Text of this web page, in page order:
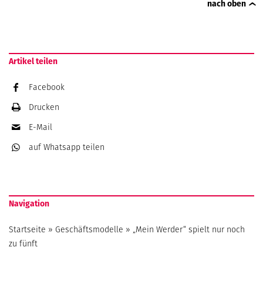
nach oben
Artikel teilen
Facebook
Drucken
E-Mail
auf Whatsapp teilen
Navigation
Startseite » Geschäftsmodelle » „Mein Werder“ spielt nur noch
zu fünft